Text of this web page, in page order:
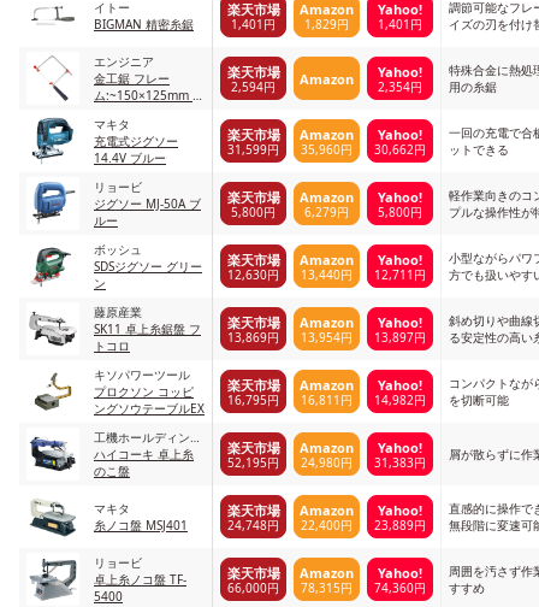
イトー
BIGMAN 精密糸鋸
楽天市場
1,401円
Amazon
1,829円
Yahoo!
1,401円
調節可能なフレ
イズの刃を付け
エンジニア
金工鋸 フレー
ム:~150×125mm 金
楽天市場
2,594円 Amazon Yahoo!
2,354円
特殊合金に熱処
用の糸鋸
マキタ
充電式ジグソー
14.4V ブルー
楽天市場
31,599円
Amazon
35,960円
Yahoo!
30,662円
一回の充電で合
ットできる
リョービ
ジグソー MJ-50A ブ
ルー
楽天市場
5,800円
Amazon
6,279円
Yahoo!
5,800円
軽作業向きのコ
プルな操作性が
ボッシュ
SDSジグソー グリー
ン
楽天市場
12,630円
Amazon
13,440円
Yahoo!
12,711円
小型ながらパワ
方でも扱いやす
藤原産業
SK11 卓上糸鋸盤 フ
トコロ
楽天市場
13,869円
Amazon
13,954円
Yahoo!
13,897円
斜め切りや曲線
る安定性の高い
キソパワーツール
プロクソン コッピ
ングソウテーブルEX
楽天市場
16,795円
Amazon
16,811円
Yahoo!
14,982円
コンパクトなが
を切断可能
工機ホールディング
ス
ハイコーキ 卓上糸
のこ盤
楽天市場
52,195円
Amazon
24,980円
Yahoo!
31,383円 屑が散らずに作
マキタ
糸ノコ盤 MSJ401
楽天市場
24,748円
Amazon
22,400円
Yahoo!
23,889円
直感的に操作で
無段階に変速可
リョービ
卓上糸ノコ盤 TF-
5400
楽天市場
66,000円
Amazon
78,315円
Yahoo!
74,360円
周囲を汚さず作
すすめ